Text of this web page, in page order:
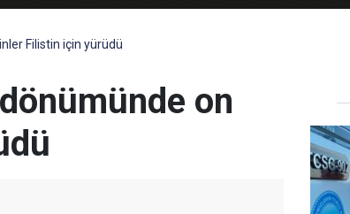
Filistin için yürüdü
on